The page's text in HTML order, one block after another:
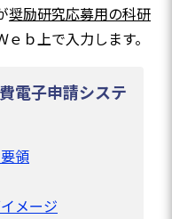
奨励研究応募用の科研
ｅｂ上で入力します。
電子申請システ
領
メージ